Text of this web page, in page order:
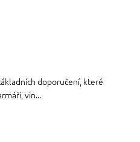
doporučení, které
vin...